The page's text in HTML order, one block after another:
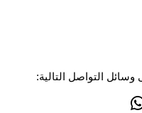
وسائل التواصل التالية: